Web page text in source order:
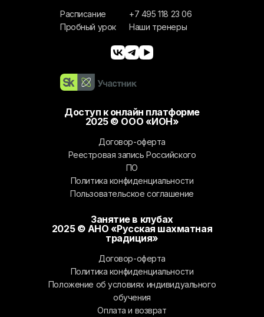
+7 495 118 23 06
Наши тренеры
Расписание
Пробный урок
Доступ к онлайн платформе
2025 © ООО «ИОН»
Договор-оферта
Реестровая запись Российского
ПО
Политика конфиденциальности
Пользовательское соглашение
Занятие в клубах
2025 © АНО «Русская шахматная
традиция»
Договор-оферта
Политика конфиденциальности
Положение об условиях индивидуального
обучения
Оплата и возврат